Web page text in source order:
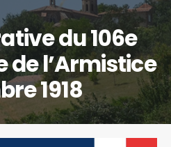
du 106e
l’Armistice
1918